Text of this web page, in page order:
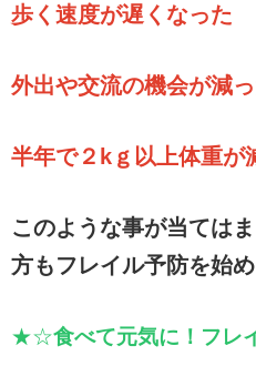
歩く速度が遅くなった
外出や交流の機会が減
半年で２kｇ以上体重が
このような事が当ては
方もフレイル予防を始め
★☆食べて元気に！フ